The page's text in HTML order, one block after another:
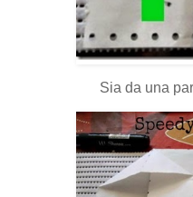
Sia da una